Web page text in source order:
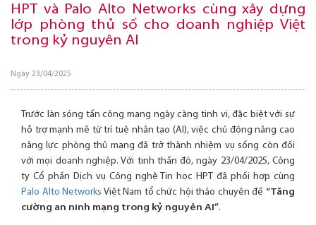
HPT và Palo Alto Networks cùng xây dựng
lớp phòng thủ số cho doanh nghiệp Việt
trong kỷ nguyên AI
Ngày 23/04/2025
Trước làn sóng tấn công mạng ngày càng tinh vi, đặc biệt với sự
hỗ trợ mạnh mẽ từ trí tuệ nhân tạo (AI), việc chủ động nâng cao
năng lực phòng thủ mạng đã trở thành nhiệm vụ sống còn đối
với mọi doanh nghiệp. Với tinh thần đó, ngày 23/04/2025, Công
ty Cổ phần Dịch vụ Công nghệ Tin học HPT đã phối hợp cùng
Palo Alto Networks Việt Nam tổ chức hội thảo chuyên đề“Tăng
cường an ninh mạng trong kỷ nguyên AI”.
CƠ HỘI NGHỀ NGHIỆP